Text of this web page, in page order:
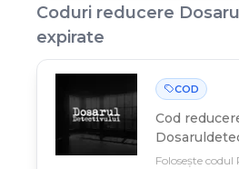
Coduri reducere
expirate
COD
Cod
produsele
Folosește codul